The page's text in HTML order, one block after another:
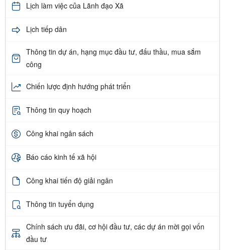
Lịch làm việc của Lãnh đạo Xã
Lịch tiếp dân
Thông tin dự án, hạng mục đầu tư, đấu thầu, mua sắm
công
Chiến lược định hướng phát triển
Thông tin quy hoạch
Công khai ngân sách
Báo cáo kinh tế xã hội
Công khai tiến độ giải ngân
Thông tin tuyển dụng
Chính sách ưu đãi, cơ hội đầu tư, các dự án mời gọi vốn
đầu tư